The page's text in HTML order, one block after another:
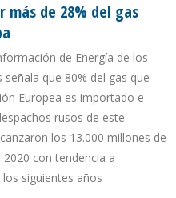
más de 28% del gas
de Energía de los
señala que 80% del gas que
Europea es importado e
rusos de este
los 13.000 millones de
2020 con tendencia a
siguientes años